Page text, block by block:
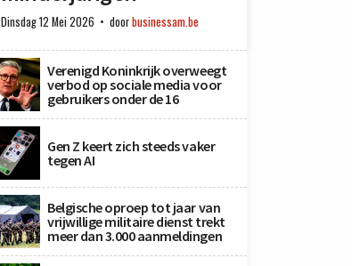
Dinsdag 12 Mei 2026 doorbusinessam.be
Verenigd Koninkrijk overweegt
verbod op sociale media voor
gebruikers onder de 16
Gen Z keert zich steeds vaker
tegen AI
Belgische oproep tot jaar van
vrijwillige militaire dienst trekt
meer dan 3.000 aanmeldingen